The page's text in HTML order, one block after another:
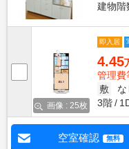
建物階
画像 : 25枚
即入居
4.45
管理費
敷
な
3階
空室確認 無料